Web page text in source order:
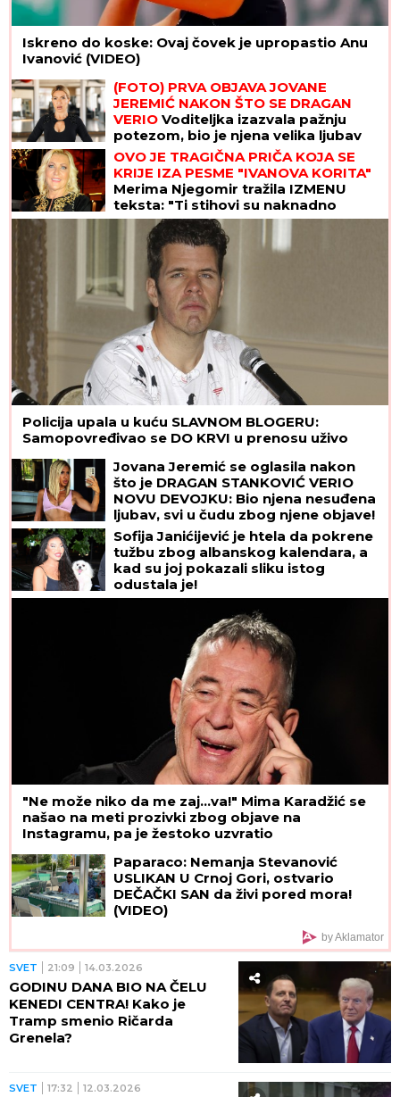
Iskreno do koske: Ovaj čovek je upropastio Anu
Ivanović (VIDEO)
(FOTO) PRVA OBJAVA JOVANE
JEREMIĆ NAKON ŠTO SE DRAGAN
VERIO Voditeljka izazvala pažnju
potezom, bio je njena velika ljubav
OVO JE TRAGIČNA PRIČA KOJA SE
KRIJE IZA PESME "IVANOVA KORITA"
Merima Njegomir tražila IZMENU
teksta: "Ti stihovi su naknadno
dopisani"
Policija upala u kuću SLAVNOM BLOGERU:
Samopovređivao se DO KRVI u prenosu uživo
Jovana Jeremić se oglasila nakon
što je DRAGAN STANKOVIĆ VERIO
NOVU DEVOJKU: Bio njena nesuđena
ljubav, svi u čudu zbog njene objave!
Sofija Janićijević je htela da pokrene
tužbu zbog albanskog kalendara, a
kad su joj pokazali sliku istog
odustala je!
"Ne može niko da me zaj...va!" Mima Karadžić se
našao na meti prozivki zbog objave na
Instagramu, pa je žestoko uzvratio
Paparaco: Nemanja Stevanović
USLIKAN U Crnoj Gori, ostvario
DEČAČKI SAN da živi pored mora!
(VIDEO)
by Aklamator
SVET 21:09 14.03.2026
GODINU DANA BIO NA ČELU
KENEDI CENTRA! Kako je
Tramp smenio Ričarda
Grenela?
SVET 17:32 12.03.2026